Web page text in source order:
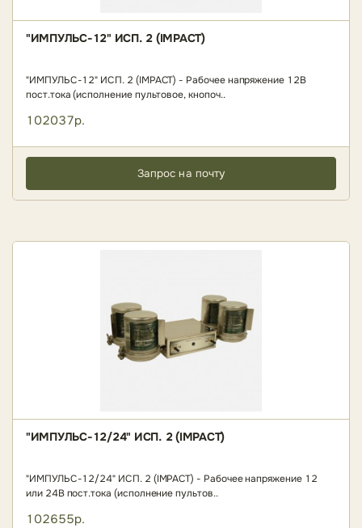
"ИМПУЛЬС-12" ИСП. 2 (IMPACT)
"ИМПУЛЬС-12" ИСП. 2 (IMPACT) - Рабочее напряжение 12В
пост.тока (исполнение пультовое, кнопоч..
102037р.
Запрос на почту
"ИМПУЛЬС-12/24" ИСП. 2 (IMPACT)
"ИМПУЛЬС-12/24" ИСП. 2 (IMPACT) - Рабочее напряжение 12
или 24В пост.тока (исполнение пультов..
102655р.